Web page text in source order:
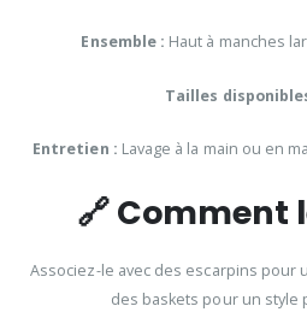
Ensemble : Haut à manches
Tailles
Entretien : Lavage à la main ou en
🔗Comment
Associez-le avec des escarpins pour
des baskets pour un style